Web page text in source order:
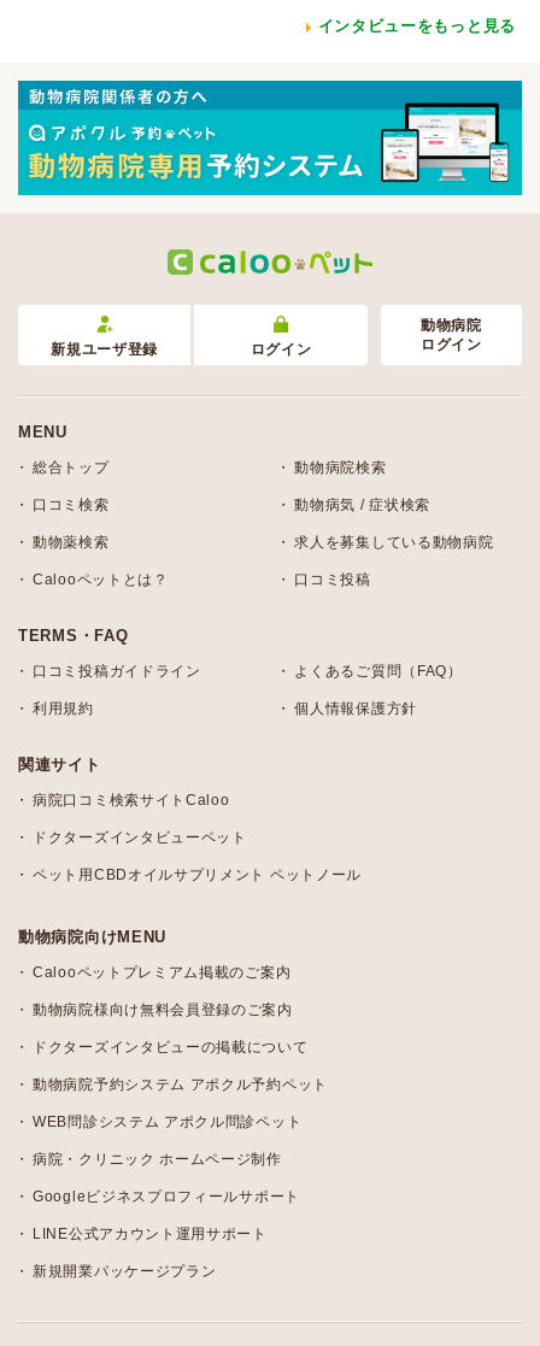
インタビューをもっと見る
新規ユーザ登録 ログイン
動物病院
ログイン
MENU
総合トップ 動物病院検索
口コミ検索 動物病気 / 症状検索
動物薬検索 求人を募集している動物病院
Calooペットとは？ 口コミ投稿
TERMS・FAQ
口コミ投稿ガイドライン よくあるご質問（FAQ）
利用規約 個人情報保護方針
関連サイト
病院口コミ検索サイトCaloo
ドクターズインタビューペット
ペット用CBDオイルサプリメント ペットノール
動物病院向けMENU
Calooペットプレミアム掲載のご案内
動物病院様向け無料会員登録のご案内
ドクターズインタビューの掲載について
動物病院予約システム アポクル予約ペット
WEB問診システム アポクル問診ペット
病院・クリニック ホームページ制作
Googleビジネスプロフィールサポート
LINE公式アカウント運用サポート
新規開業パッケージプラン